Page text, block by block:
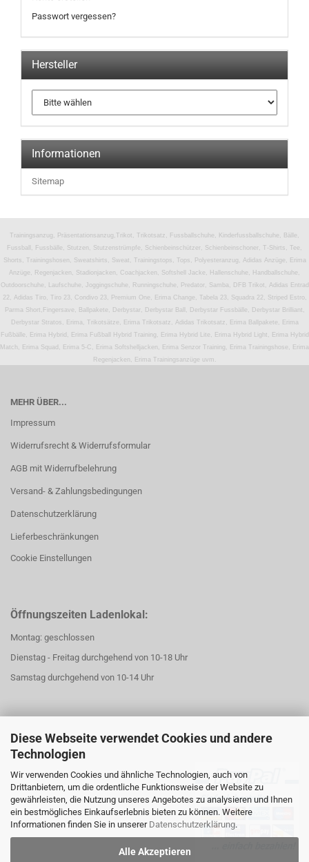
Diese Webseite verwendet Cookies und andere
Technologien
Wir verwenden Cookies und ähnliche Technologien, auch von
Drittanbietern, um die ordentliche Funktionsweise der Website zu
gewährleisten, die Nutzung unseres Angebotes zu analysieren und Ihnen
ein bestmögliches Einkaufserlebnis bieten zu können. Weitere
Informationen finden Sie in unserer Datenschutzerklärung.
Alle Akzeptieren
Passwort vergessen?
Hersteller
Informationen
Sitemap
Trainingsanzug, Präsentationsanzug,Trikot, Trikotsatz, Fussballschuhe, Kinderfussballschuhe, Bälle,
Fussball, Fussbälle, Stutzen, Stutzenstrümpfe, Schienbeinschützer, Schienbeinschoner, T-Shirts, Tee,
Shorts, Trainingshosen, Sweatshirts, Sweat, Trainingstops, Tops, Polyesteranzug, Adidas Anzüge, Erima
Anzüge, Regenjacken, Stadionjacken, Coachjacken, Softshell Jacke, Hallenschuhe, Handballschuhe,
Outdoorschuhe, Laufschuhe, Joggingschuhe, Runningschuhe, Predator, Samba, DFB Trikot, Adidas Entrad
22, Adidas Tiro, Tiro 23, Condivo 23, Premium One, Erima Change, Tabela 23, Squadra 22, Striped Estro,
Parma Short,Fingersave, Ballpakete, Derbystar, Derbystar Ball, Derbystar Fussbälle, Derbystar Brilliant,
Derbystar Stratos, Erima, Trikotsätze, Erima Trikotsatz, Adidas Trikotsatz, Erima Ballpakete, Erima
Fußbälle, Erima Hybrid, Erima Fußball Hybrid Training, Erima Hybrid Lite, Erima Hybrid Light, Erima Hybrid
Match, Erima Squad, Erima 5-C, Erima Softshelljacken, Erima Senzor Training, Erima Trainingshose, Erima
Regenjacken, Erima Trainingsanzüge uvm.
MEHR ÜBER...
Impressum
Widerrufsrecht & Widerrufsformular
AGB mit Widerrufbelehrung
Versand- & Zahlungsbedingungen
Datenschutzerklärung
Lieferbeschränkungen
Cookie Einstellungen
Öffnungszeiten Ladenlokal:
Montag: geschlossen
Dienstag - Freitag durchgehend von 10-18 Uhr
Samstag durchgehend von 10-14 Uhr